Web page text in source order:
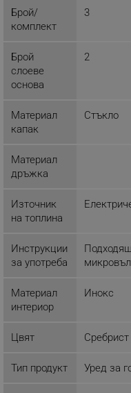
Брой/
комплект
3
Брой
слоеве
основа
2
Материал
капак
Стъкло
Материал
дръжка
Източник
на топлина
Инструкции
за употреба
Материал
интериор
Инокс
Цвят Сребрист
Тип продукт Уред за
основната
потребителско
акаунта.